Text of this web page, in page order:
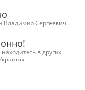
Владимир Сергеевич
в других